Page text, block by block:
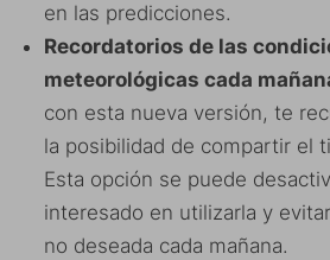
en las predicciones.
Recordatorios de las
meteorológicas cada
con esta nueva versión, te
la posibilidad de compartir el
Esta opción se puede
interesado en utilizarla y
no deseada cada mañana.